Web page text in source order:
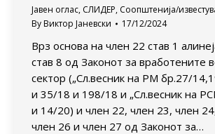
Јавен оглас, СЛИДЕР, Соопштенија/
By Виктор Јаневски 17/12/2024
Врз основа на член 22 став 1
став 8 од Законот за вработените
сектор („Сл.весник на РМ бр.27/
и 35/18 и 198/18 и „Сл.весник на
и 14/20) и член 22, член 23, член
член 26 и член 27 од Законот за…